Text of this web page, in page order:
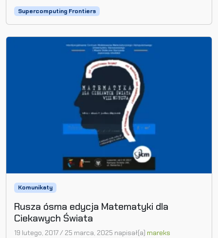
Supercomputing Frontiers
Komunikaty
Rusza ósma edycja Matematyki dla
Ciekawych Świata
19 lutego, 2017/ 25 marca, 2025 napisał(a) mareks